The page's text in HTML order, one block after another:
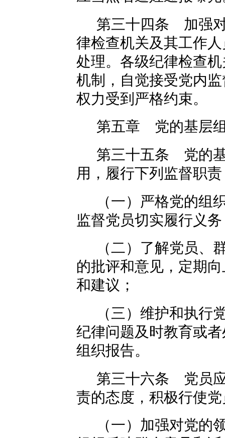
第三十四条 加强
律检查机关及其工作
处理。各级纪律检查
机制，自觉接受党内
权力受到严格约束。
第五章 党的基层
第三十五条 党的
用，履行下列监督职
（一）严格党的组
监督党员切实履行义
（二）了解党员、
的批评和意见，定期
和建议；
（三）维护和执行
纪律问题及时教育或
组织报告。
第三十六条 党员
责的态度，积极行使
（一）加强对党的